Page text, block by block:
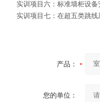
实训项目六：标准墙柜设备
实训项目七：在超五类跳
产品：
您的单位：